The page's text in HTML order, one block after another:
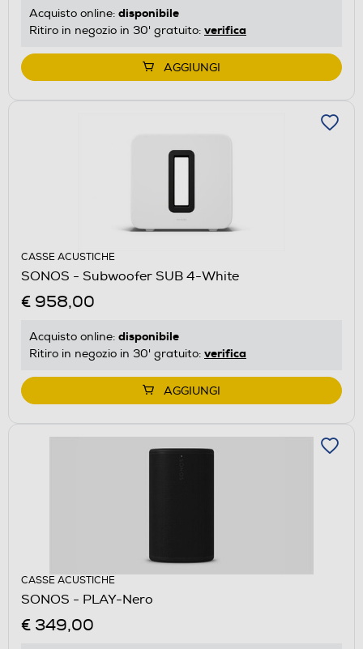
Acquisto online: disponibile
Ritiro in negozio in 30' gratuito: verifica
AGGIUNGI
CASSE ACUSTICHE
SONOS - Subwoofer SUB 4-White
€ 958,00
Acquisto online: disponibile
Ritiro in negozio in 30' gratuito: verifica
AGGIUNGI
CASSE ACUSTICHE
SONOS - PLAY-Nero
€ 349,00